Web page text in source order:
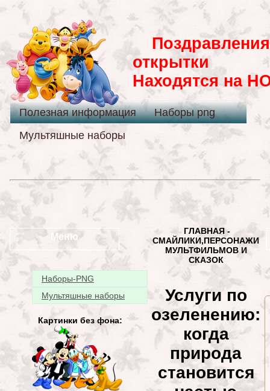
открытки
Находятся на
Полезная информация
Наборы png
Мультяшные наборы
Меню
Наборы-PNG
Мультяшные наборы
Картинки без фона:
ГЛАВНАЯ -
СМАЙЛИКИ,ПЕРСОНАЖИ
МУЛЬТФИЛЬМОВ И
СКАЗОК
Услуги по
озеленению:
когда
природа
становится